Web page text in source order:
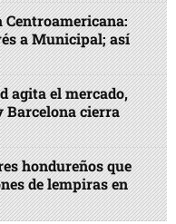
Centroamericana:
a Municipal; así
agita el mercado,
Barcelona cierra
hondureños que
de lempiras en